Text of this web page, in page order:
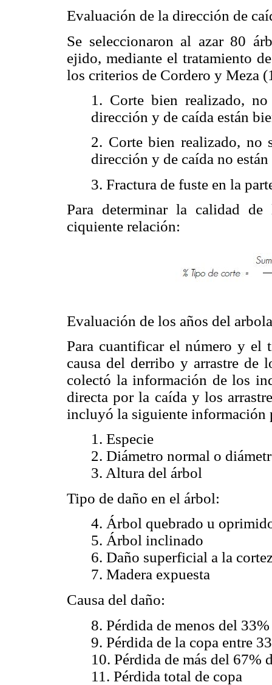
Evaluación de la dirección de
Se seleccionaron al azar 80
ejido, mediante el tratamiento
los criterios de Cordero y Meza
1. Corte bien realizado,
dirección y de caída están
2. Corte bien realizado, no
dirección y de caída no
3. Fractura de fuste en la
Para determinar la calidad
ciquiente relación:
Evaluación de los años del
Para cuantificar el número y el
causa del derribo y arrastre de
colectó la información de los
directa por la caída y los
incluyó la siguiente información
1. Especie
2. Diámetro normal o
3. Altura del árbol
Tipo de daño en el árbol:
4. Árbol quebrado u
5. Árbol inclinado
6. Daño superficial a la
7. Madera expuesta
Causa del daño:
8. Pérdida de menos del
9. Pérdida de la copa entre
10. Pérdida de más del 67%
11. Pérdida total de copa